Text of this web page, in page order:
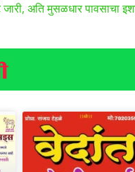
जारी, अति मुसळधार पावसाचा